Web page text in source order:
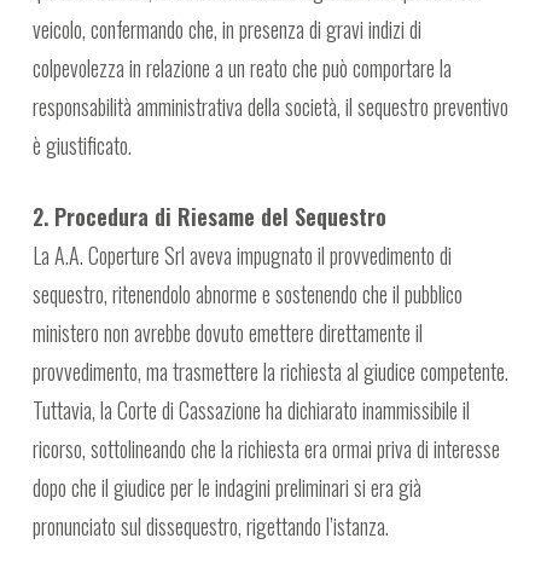
veicolo, confermando che, in presenza di gravi indizi di
colpevolezza in relazione a un reato che può comportare la
responsabilità amministrativa della società, il sequestro preventivo
è giustificato.
2. Procedura di Riesame del Sequestro
La A.A. Coperture Srl aveva impugnato il provvedimento di
sequestro, ritenendolo abnorme e sostenendo che il pubblico
ministero non avrebbe dovuto emettere direttamente il
provvedimento, ma trasmettere la richiesta al giudice competente.
Tuttavia, la Corte di Cassazione ha dichiarato inammissibile il
ricorso, sottolineando che la richiesta era ormai priva di interesse
dopo che il giudice per le indagini preliminari si era già
pronunciato sul dissequestro, rigettando l’istanza.